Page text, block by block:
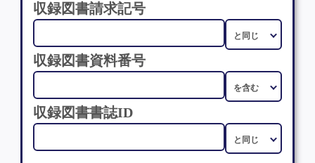
収録図書請求記号
収録図書資料番号
収録図書書誌ID